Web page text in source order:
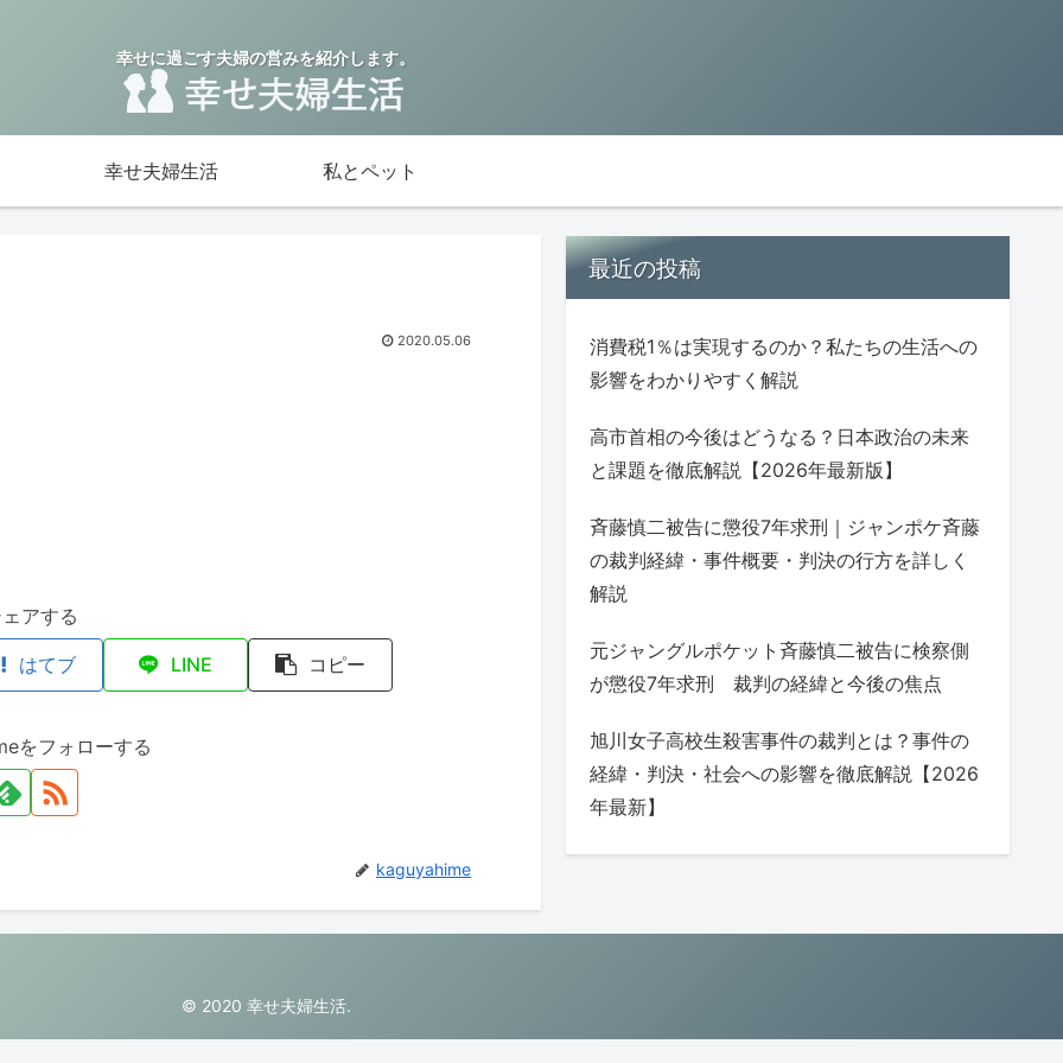
幸せに過ごす夫婦の営みを紹介します。
幸せ夫婦生活 私とペット
2020.05.06
アする
はてブ LINE コピー
をフォローする
kaguyahime
最近の投稿
消費税1％は実現するのか？私たちの生活への
影響をわかりやすく解説
高市首相の今後はどうなる？日本政治の未来
と課題を徹底解説【2026年最新版】
斉藤慎二被告に懲役7年求刑｜ジャンポケ斉藤
の裁判経緯・事件概要・判決の行方を詳しく
解説
元ジャングルポケット斉藤慎二被告に検察側
が懲役7年求刑 裁判の経緯と今後の焦点
旭川女子高校生殺害事件の裁判とは？事件の
経緯・判決・社会への影響を徹底解説【2026
年最新】
© 2020 幸せ夫婦生活.